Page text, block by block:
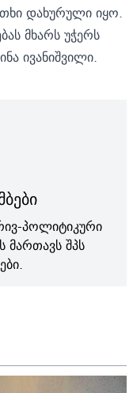
დახურული იყო.
მხარს უჭერს
ივანიშვილი.
პოლიტიკური
მართავს შპს